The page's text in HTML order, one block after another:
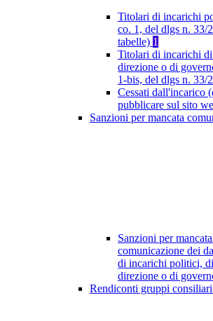
Titolari di incarichi
co. 1, del dlgs n. 33/
tabelle) 1
Titolari di incarichi
direzione o di
1-bis, del dlgs n. 33/
Cessati dall'incarico
pubblicare sul sito
Sanzioni per mancata
Sanzioni per
comunicazione dei
di incarichi politici,
direzione o di
Rendiconti gruppi